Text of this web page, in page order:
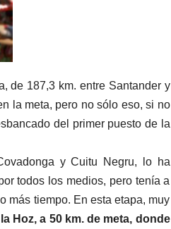
de 187,3 km. entre Santander y
la meta, pero no sólo eso, si no
del primer puesto de la
y Cuitu Negru, lo ha
todos los medios, pero tenía a
más tiempo. En esta etapa, muy
Hoz, a 50 km. de meta, donde